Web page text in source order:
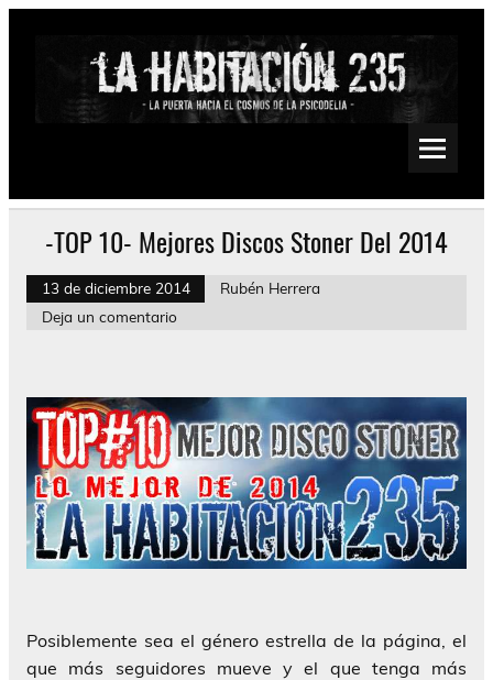
Saltar
Psychedelic, Stoner, Doom, Sludge, Fuzz, Space, Drone
-TOP 10- Mejores Discos Stoner Del 2014
13 de diciembre 2014
Rubén Herrera
Deja un comentario
Posiblemente sea el género estrella de la página, el
que más seguidores mueve y el que tenga más